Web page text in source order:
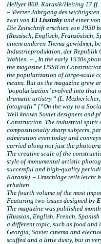
Hellyer 860. Karasik/Heiting 17 ff.
– Vierter Jahrgang des
zwei von El Lissitzky und einer
Die Zeitschrift erschien von 1930
(Russisch, Englisch, Französisch,
einem anderen Thema gewidmet,
Industrieproduktion, der Republik
Wahlen. – „In the early 1930s
the magazine USSR in
the popularization of large-scale
means. But as the magazine grew
‘popularization’ evolved into
dramatic artistry.“ (L.
fotografii” [“On the way to a
Well known Soviet designers and
Construction. The industrial spirit
compositionally sharp subjects,
admiration even today and
carried along not just the
The creative scale of the
style of monumental artistic
successful and high-quality
Karasik). – Umschläge teils leicht
erhalten.
The fourth volume of the most
Featuring two issues designed by
The magazine was published
(Russian, English, French,
a different topic, such as food
Georgia, Soviet cinema and
scuffed and a little dusty, but in